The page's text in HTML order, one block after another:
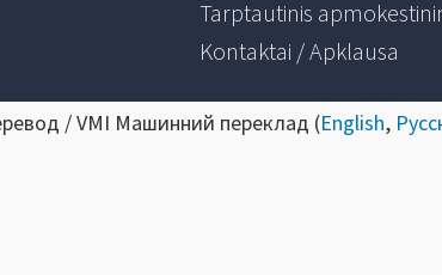
Tarptautinis
Kontaktai / Apklausa
/ VMI Машинний переклад (English,